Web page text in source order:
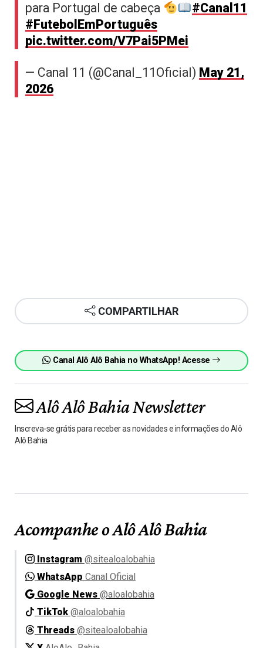
para Portugal de cabeça
#Canal11
#FutebolEmPortuguês
pic.twitter.com/V7Pai5PMei
— Canal 11 (@Canal_11Oficial) May 21,
2026
COMPARTILHAR
Canal Alô Alô Bahia no WhatsApp! Acesse
Alô Alô Bahia Newsletter
Inscreva-se grátis para receber as novidades e informações do Alô
Alô Bahia
Acompanhe o Alô Alô Bahia
Instagram @sitealoalobahia
WhatsApp Canal Oficial
Google News @aloalobahia
TikTok @aloalobahia
Threads @sitealoalobahia